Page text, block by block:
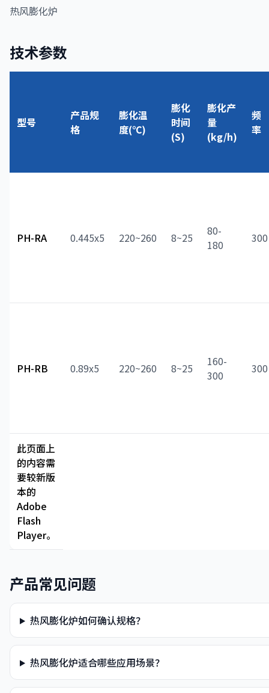
热风膨化炉
技术参数
型号
产品规
格
膨化温
度(℃)
膨化
时间
(S)
膨化产
量
(kg/h)
频
率
PH-RA 0.445x5 220~260 8~25
80-
180
300
PH-RB 0.89x5 220~260 8~25
160-
300
300
此页面上
的内容需
要较新版
本的
Adobe
Flash
Player。
产品常见问题
热风膨化炉如何确认规格？
热风膨化炉适合哪些应用场景？